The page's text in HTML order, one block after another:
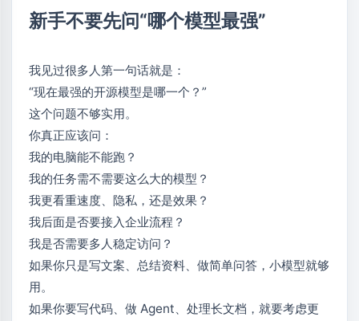
新手不要先问“哪个模型最强”
我见过很多人第一句话就是：
“现在最强的开源模型是哪一个？”
这个问题不够实用。
你真正应该问：
我的电脑能不能跑？
我的任务需不需要这么大的模型？
我更看重速度、隐私，还是效果？
我后面是否要接入企业流程？
我是否需要多人稳定访问？
如果你只是写文案、总结资料、做简单问答，小模型就够
用。
如果你要写代码、做 Agent、处理长文档，就要考虑更